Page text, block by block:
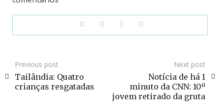
Previous post
Tailândia: Quatro
crianças resgatadas
Next post
Notícia de há 1
minuto da CNN: 10º
jovem retirado da gruta